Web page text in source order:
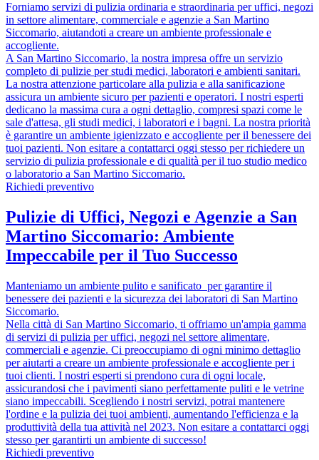
Forniamo servizi di pulizia ordinaria e straordinaria per uffici, negozi
in settore alimentare, commerciale e agenzie a San Martino
Siccomario, aiutandoti a creare un ambiente professionale e
accogliente.
A San Martino Siccomario, la nostra impresa offre un servizio
completo di pulizie per studi medici, laboratori e ambienti sanitari.
La nostra attenzione particolare alla pulizia e alla sanificazione
assicura un ambiente sicuro per pazienti e operatori. I nostri esperti
dedicano la massima cura a ogni dettaglio, compresi spazi come le
sale d'attesa, gli studi medici, i laboratori e i bagni. La nostra priorità
è garantire un ambiente igienizzato e accogliente per il benessere dei
tuoi pazienti. Non esitare a contattarci oggi stesso per richiedere un
servizio di pulizia professionale e di qualità per il tuo studio medico
o laboratorio a San Martino Siccomario.
Richiedi preventivo
Pulizie di Uffici, Negozi e Agenzie a San
Martino Siccomario: Ambiente
Impeccabile per il Tuo Successo
Manteniamo un ambiente pulito e sanificato per garantire il
benessere dei pazienti e la sicurezza dei laboratori di San Martino
Siccomario.
Nella città di San Martino Siccomario, ti offriamo un'ampia gamma
di servizi di pulizia per uffici, negozi nel settore alimentare,
commerciali e agenzie. Ci preoccupiamo di ogni minimo dettaglio
per aiutarti a creare un ambiente professionale e accogliente per i
tuoi clienti. I nostri esperti si prendono cura di ogni locale,
assicurandosi che i pavimenti siano perfettamente puliti e le vetrine
siano impeccabili. Scegliendo i nostri servizi, potrai mantenere
l'ordine e la pulizia dei tuoi ambienti, aumentando l'efficienza e la
produttività della tua attività nel 2023. Non esitare a contattarci oggi
stesso per garantirti un ambiente di successo!
Richiedi preventivo